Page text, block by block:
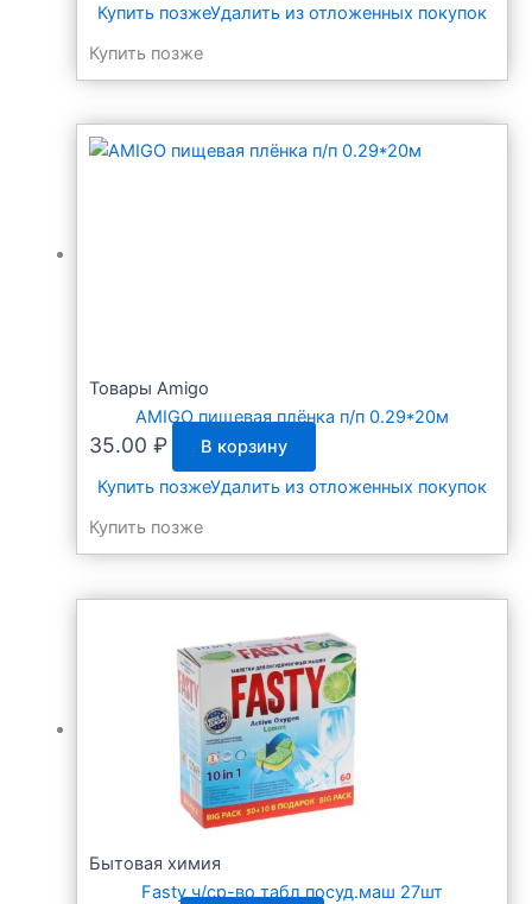
Купить позжеУдалить из отложенных покупок
Купить позже
Товары Amigo
AMIGO пищевая плёнка п/п 0.29*20м
35.00 ₽
В корзину
Купить позжеУдалить из отложенных покупок
Купить позже
Бытовая химия
Fasty ч/ср-во табл посуд.маш 27шт